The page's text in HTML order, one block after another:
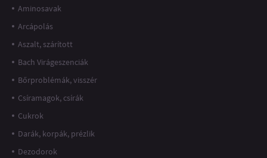
Aminosavak
Arcápolás
Aszalt, szárított
Bach Virágeszenciák
Bőrproblémák, visszér
Csíramagok, csírák
Cukrok
Darák, korpák, prézlik
Dezodorok